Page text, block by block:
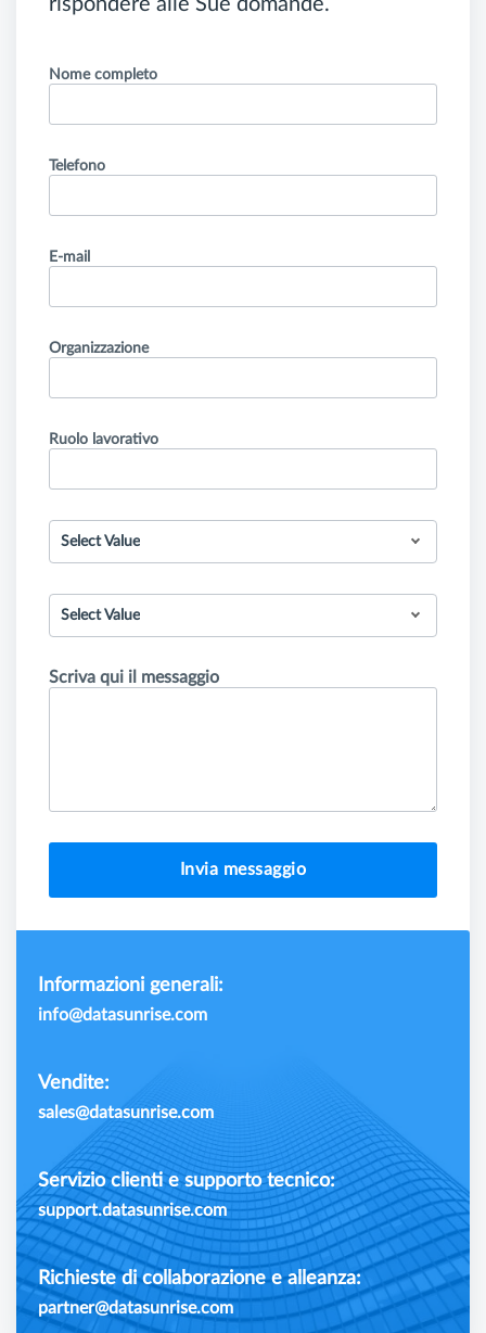
Nome completo
Telefono
E-mail
Organizzazione
Ruolo lavorativo
Select Value
Select Value
Scriva qui il messaggio
Invia messaggio
Informazioni generali:
info@datasunrise.com
Vendite:
sales@datasunrise.com
Servizio clienti e supporto tecnico:
support.datasunrise.com
Richieste di collaborazione e alleanza:
partner@datasunrise.com